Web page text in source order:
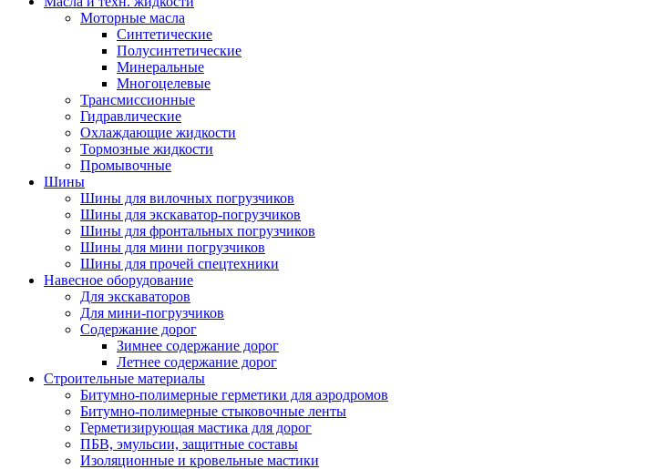
Моторные масла
Синтетические
Полусинтетические
Минеральные
Многоцелевые
Трансмиссионные
Гидравлические
Охлаждающие жидкости
Тормозные жидкости
Промывочные
Шины
Шины для вилочных погрузчиков
Шины для экскаватор-погрузчиков
Шины для фронтальных погрузчиков
Шины для мини погрузчиков
Шины для прочей спецтехники
Навесное оборудование
Для экскаваторов
Для мини-погрузчиков
Содержание дорог
Зимнее содержание дорог
Летнее содержание дорог
Строительные материалы
Битумно-полимерные герметики для аэродромов
Битумно-полимерные стыковочные ленты
Герметизирующая мастика для дорог
ПБВ, эмульсии, защитные составы
Изоляционные и кровельные мастики